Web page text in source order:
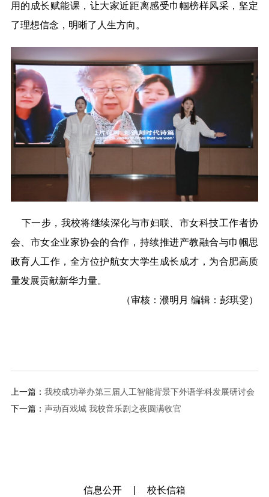
用的成长赋能课，让大家近距离感受巾帼榜样风采，坚定
了理想信念，明晰了人生方向。
下一步，我校将继续深化与市妇联、市女科技工作者协
会、市女企业家协会的合作，持续推进产教融合与巾帼思
政育人工作，全方位护航女大学生成长成才，为合肥高质
量发展贡献新华力量。
（审核：濮明月 编辑：彭琪雯）
上一篇： 我校成功举办第三届人工智能背景下外语学科发展研讨会
下一篇： 声动百戏城 我校音乐剧之夜圆满收官
信息公开 校长信箱